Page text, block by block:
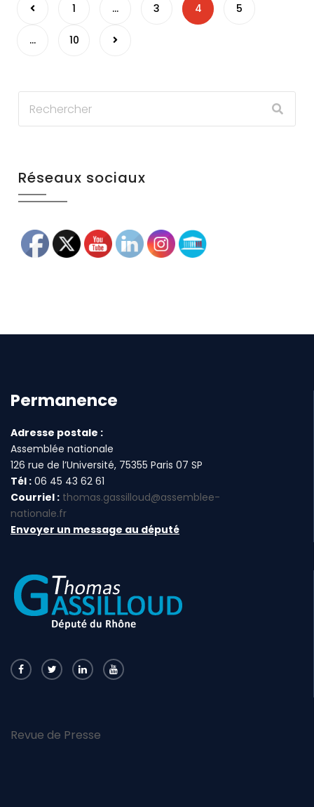
Pagination
des
publications
1 … 3 4 5
… 10
Réseaux sociaux
Permanence
Adresse postale :
Assemblée nationale
126 rue de l’Université, 75355 Paris 07 SP
Tél : 06 45 43 62 61
Courriel : thomas.gassilloud@assemblee-
nationale.fr
Envoyer un message au député
Revue de Presse